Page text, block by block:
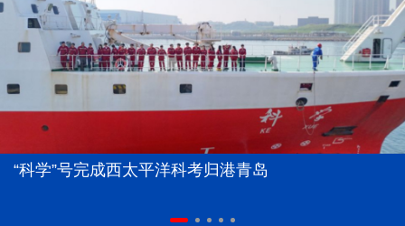
“科学”号完成西太平洋科考归港青岛